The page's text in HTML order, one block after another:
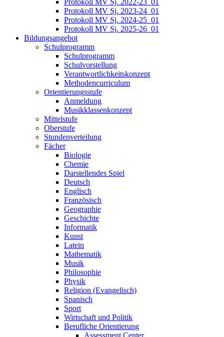
Protokoll MV Sj. 2023-24_01
Protokoll MV Sj. 2024-25_01
Protokoll MV Sj. 2025-26_01
Bildungsangebot
Schulprogramm
Schulprogramm
Schulvorstellung
Verantwortlichkeitskonzept
Methodencurriculum
Orientierungsstufe
Anmeldung
Musikklassenkonzept
Mittelstufe
Oberstufe
Stundenverteilung
Fächer
Biologie
Chemie
Darstellendes Spiel
Deutsch
Englisch
Französisch
Geographie
Geschichte
Informatik
Kunst
Latein
Mathematik
Musik
Philosophie
Physik
Religion (Evangelisch)
Spanisch
Sport
Wirtschaft und Politik
Berufliche Orientierung
Assessment Center